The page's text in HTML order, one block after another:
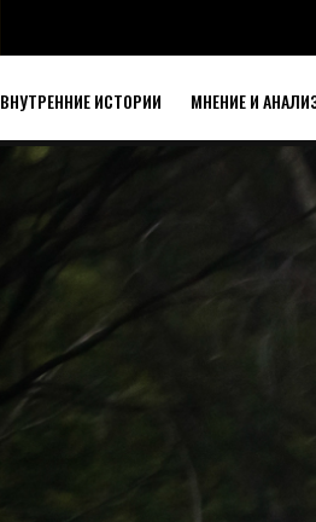
ВНУТРЕННИЕ ИСТОРИИ МНЕНИЕ И